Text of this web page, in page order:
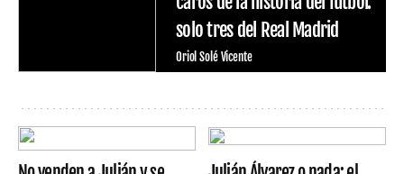
solo tres del Real Madrid
Oriol Solé Vicente